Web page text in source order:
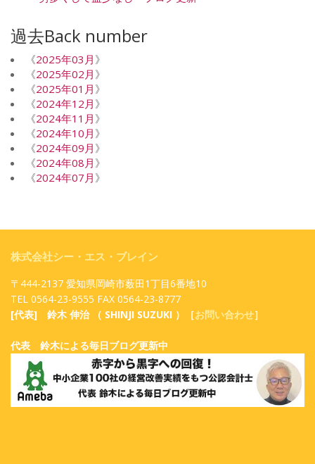
過去Back number
《2025年03月 》
《2025年02月 》
《2025年01月 》
《2024年12月 》
《2024年11月 》
《2024年10月 》
《2024年09月 》
《2024年08月 》
《2024年07月 》
株式会社シー・エス・ブレイン
〒444-2137 愛知県岡崎市薮田1丁目6番地10
TEL 0564-23-9555 FAX 0564-23-8777
[代表] 鈴木 伸治 （ SHINJI SUZUKI ）［お問い合わせ］
代表 鈴木による毎日ブログ更新中